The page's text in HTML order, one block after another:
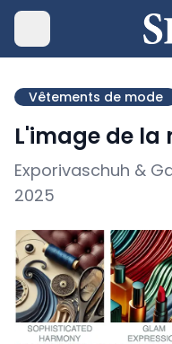
Vêtements de mode
L'image de la
Exporivaschuh &
2025